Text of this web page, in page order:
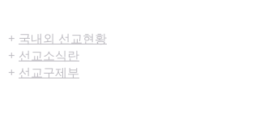
+ 국내외 선교현황
+ 선교소식란
+ 선교구제부